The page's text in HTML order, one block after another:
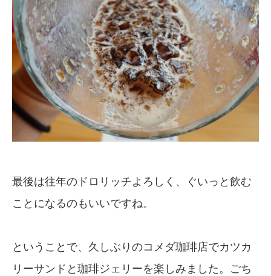
最後は往年のドロリッチよろしく、ぐいっと飲む
ことになるのもいいですね。
ということで、久しぶりのコメダ珈琲店でカツカ
リーサンドと珈琲ジェリーを楽しみました。ごち